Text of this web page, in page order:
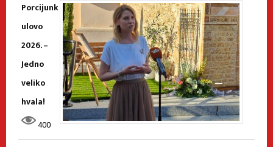
Porcijunk
ulovo
2026. –
Jedno
veliko
hvala!
400